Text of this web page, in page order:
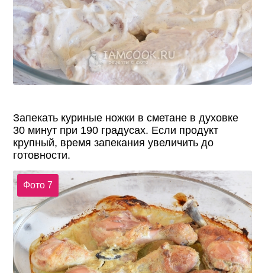
Запекать куриные ножки в сметане в духовке
30 минут при 190 градусах. Если продукт
крупный, время запекания увеличить до
готовности.
Фото 7